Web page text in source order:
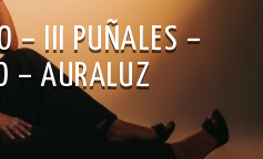
– III PUÑALES –
– AURALUZ